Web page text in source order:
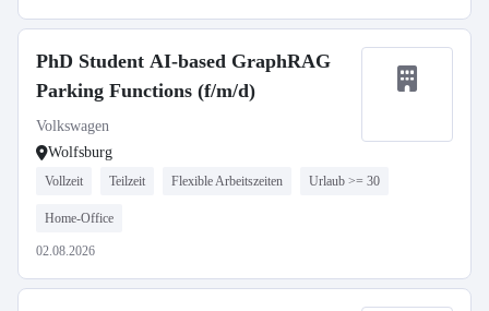
PhD Student AI-based GraphRAG
Parking Functions (f/m/d)
Volkswagen
Wolfsburg
Vollzeit Teilzeit Flexible Arbeitszeiten Urlaub >= 30
Home-Office
02.08.2026